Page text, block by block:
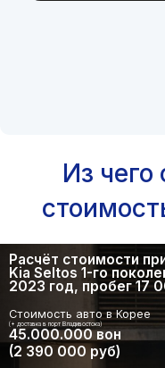
Из чего
Расчёт стоимости
Kia Seltos 1-го
2023 год, пробег 17
Стоимость авто в Корее
(+ доставка в порт Владивостока)
45.000.000 вон
(2 390 000 руб)